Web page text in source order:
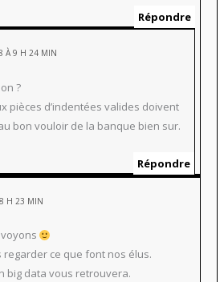
Répondre
À 9 H 24 MIN
?
pièces d’indentées valides doivent
bon vouloir de la banque bien sur.
Répondre
H 23 MIN
regarder ce que font nos élus.
big data vous retrouvera.